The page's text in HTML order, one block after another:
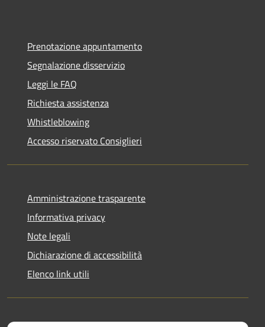
Prenotazione appuntamento
Segnalazione disservizio
Leggi le FAQ
Richiesta assistenza
Whistleblowing
Accesso riservato Consiglieri
Amministrazione trasparente
Informativa privacy
Note legali
Dichiarazione di accessibilità
Elenco link utili